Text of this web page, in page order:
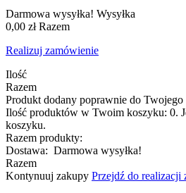
Darmowa wysyłka! Wysyłka
0,00 zł Razem
Realizuj zamówienie
Ilość
Razem
Produkt dodany poprawnie do Twojego
Ilość produktów w Twoim koszyku: 0.
koszyku.
Razem produkty:
Dostawa: Darmowa wysyłka!
Razem
Kontynuuj zakupy Przejdź do realizacji